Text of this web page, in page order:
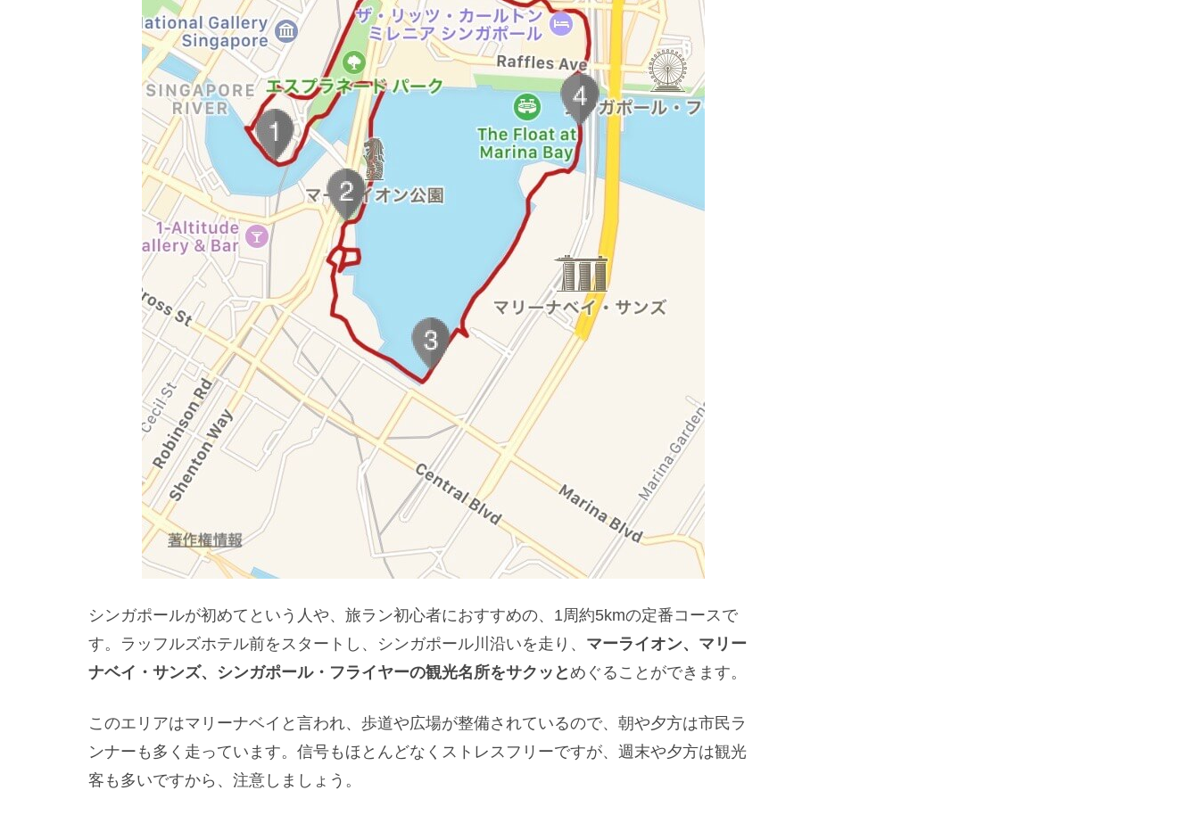
シンガポールが初めてという人や、旅ラン初心者におすすめの、1周約5kmの定番コースで
す。ラッフルズホテル前をスタートし、シンガポール川沿いを走り、 マーライオン、マリー
ナベイ・サンズ、シンガポール・フライヤーの観光名所をサクッとめぐることができます。
このエリアはマリーナベイと言われ、歩道や広場が整備されているので、朝や夕方は市民ラ
ンナーも多く走っています。信号もほとんどなくストレスフリーですが、週末や夕方は観光
客も多いですから、注意しましょう。